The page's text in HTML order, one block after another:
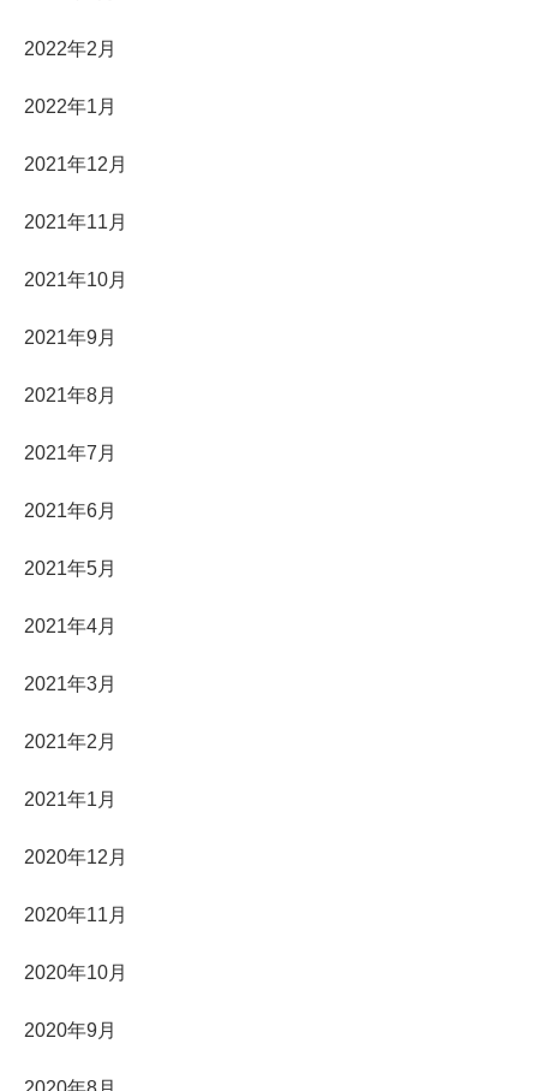
2022年2月
2022年1月
2021年12月
2021年11月
2021年10月
2021年9月
2021年8月
2021年7月
2021年6月
2021年5月
2021年4月
2021年3月
2021年2月
2021年1月
2020年12月
2020年11月
2020年10月
2020年9月